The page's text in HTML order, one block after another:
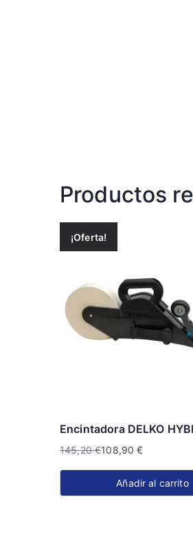
Productos
¡Oferta!
Encintadora DELKO
145,20€
El
precio
original
108,90€
El
precio
actual
Añadir al carrito